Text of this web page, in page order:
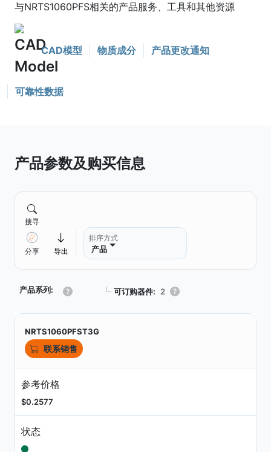
与NRTS1060PFS相关的产品服务、工具和其他资源
CAD模型 物质成分 产品更改通知
可靠性数据
产品参数及购买信息
搜寻
分享 导出
排序方式
产品
产品系列: ┗ 可订购器件: 2
NRTS1060PFST3G
联系销售
参考价格
$0.2577
状态